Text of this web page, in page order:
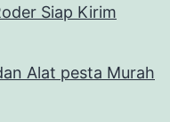
Siap Kirim
Alat pesta Murah